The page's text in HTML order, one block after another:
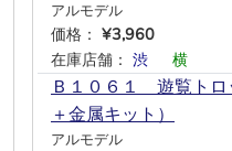
アルモデル
価格： ¥3,960
在庫店舗： 渋 横
Ｂ１０６１ 遊覧ト
＋金属キット）
アルモデル